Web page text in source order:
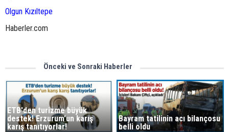
Olgun Kızıltepe
Haberler.com
Önceki ve Sonraki Haberler
ETB'den turizme büyük
destek! Erzurum'un karış
karış tanıtıyorlar!
Bayram tatilinin acı bilançosu
belli oldu